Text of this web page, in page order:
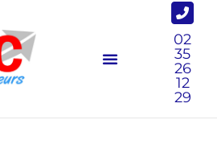
02
35
26
12
29